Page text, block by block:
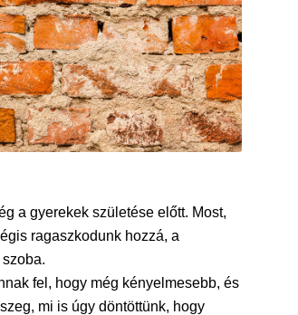
a gyerekek születése előtt. Most,
ragaszkodunk hozzá, a
fel, hogy még kényelmesebb, és
mi is úgy döntöttünk, hogy